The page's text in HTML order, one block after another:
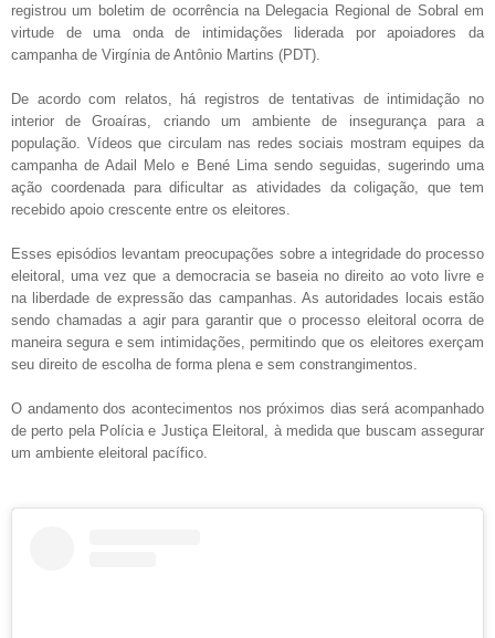
registrou um boletim de ocorrência na Delegacia Regional de Sobral em
virtude de uma onda de intimidações liderada por apoiadores da
campanha de Virgínia de Antônio Martins (PDT).
De acordo com relatos, há registros de tentativas de intimidação no
interior de Groaíras, criando um ambiente de insegurança para a
população. Vídeos que circulam nas redes sociais mostram equipes da
campanha de Adail Melo e Bené Lima sendo seguidas, sugerindo uma
ação coordenada para dificultar as atividades da coligação, que tem
recebido apoio crescente entre os eleitores.
Esses episódios levantam preocupações sobre a integridade do processo
eleitoral, uma vez que a democracia se baseia no direito ao voto livre e
na liberdade de expressão das campanhas. As autoridades locais estão
sendo chamadas a agir para garantir que o processo eleitoral ocorra de
maneira segura e sem intimidações, permitindo que os eleitores exerçam
seu direito de escolha de forma plena e sem constrangimentos.
O andamento dos acontecimentos nos próximos dias será acompanhado
de perto pela Polícia e Justiça Eleitoral, à medida que buscam assegurar
um ambiente eleitoral pacífico.